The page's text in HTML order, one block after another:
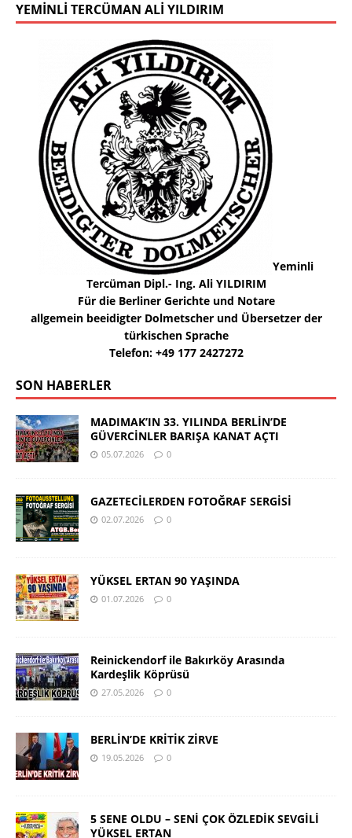
YEMINLI TERCÜMAN ALI YILDIRIM
Yeminli
Tercüman Dipl.- Ing. Ali YILDIRIM
Für die Berliner Gerichte und Notare
allgemein beeidigter Dolmetscher und Übersetzer der
türkischen Sprache
Telefon: +49 177 2427272
SON HABERLER
MADIMAK’IN 33. YILINDA BERLİN’DE
GÜVERCİNLER BARIŞA KANAT AÇTI
05.07.2026 0
GAZETECİLERDEN FOTOĞRAF SERGİSİ
02.07.2026 0
YÜKSEL ERTAN 90 YAŞINDA
01.07.2026 0
Reinickendorf ile Bakırköy Arasında
Kardeşlik Köprüsü
27.05.2026 0
BERLİN’DE KRİTİK ZİRVE
19.05.2026 0
5 SENE OLDU – SENİ ÇOK ÖZLEDİK SEVGİLİ
YÜKSEL ERTAN